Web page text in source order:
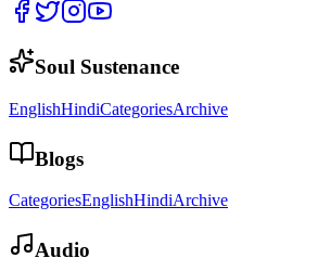
Soul Sustenance
EnglishHindiCategoriesArchive
Blogs
CategoriesEnglishHindiArchive
Audio